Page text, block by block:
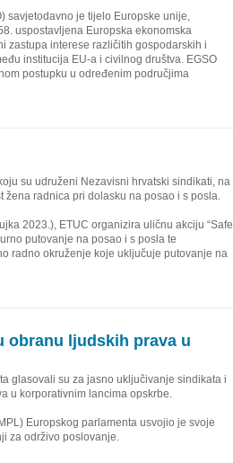
savjetodavno je tijelo Europske unije,
uspostavljena Europska ekonomska
zastupa interese različitih gospodarskih i
institucija EU-a i civilnog društva. EGSO
postupku u određenim područjima
su udruženi Nezavisni hrvatski sindikati, na
radnica pri dolasku na posao i s posla.
2023.), ETUC organizira uličnu akciju “Safe
putovanje na posao i s posla te
radno okruženje koje uključuje putovanje na
obranu ljudskih prava u
glasovali su za jasno uključivanje sindikata i
u korporativnim lancima opskrbe.
Europskog parlamenta usvojio je svoje
za održivo poslovanje.